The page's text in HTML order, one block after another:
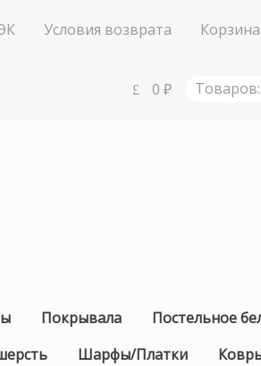
Условия возврата Корзина
0 ₽
Покрывала Постельное
Шарфы/Платки